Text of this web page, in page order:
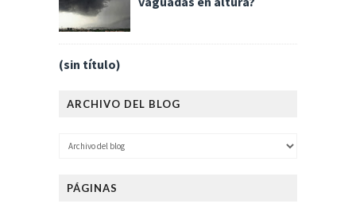
(sin título)
ARCHIVO DEL BLOG
PÁGINAS